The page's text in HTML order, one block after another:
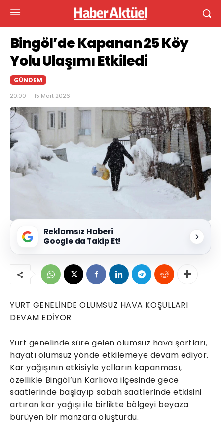
Bingöl’de Kapanan 25 Köy
Yolu Ulaşımı Etkiledi
GÜNDEM
20:00 — 15 Mart 2026
Reklamsız Haberi
Google'da Takip Et!
YURT GENELİNDE OLUMSUZ HAVA KOŞULLARI
DEVAM EDİYOR
Yurt genelinde süre gelen olumsuz hava şartları,
hayatı olumsuz yönde etkilemeye devam ediyor.
Kar yağışının etkisiyle yolların kapanması,
özellikle Bingöl’ün Karlıova ilçesinde gece
saatlerinde başlayıp sabah saatlerinde etkisini
artıran kar yağışı ile birlikte bölgeyi beyaza
bürüyen bir manzara oluşturdu.